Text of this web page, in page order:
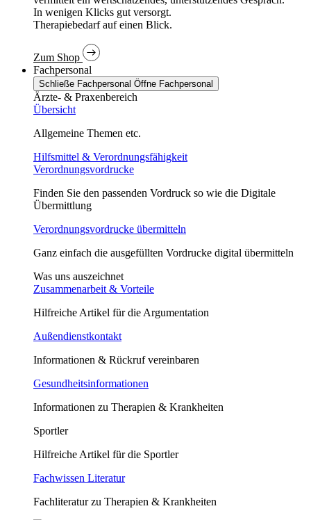
In wenigen Klicks gut versorgt.
Therapiebedarf auf einen Blick.
Zum Shop
Fachpersonal
Schließe Fachpersonal Öffne Fachpersonal
Ärzte- & Praxenbereich
Übersicht
Allgemeine Themen etc.
Hilfsmittel & Verordnungsfähigkeit
Verordnungsvordrucke
Finden Sie den passenden Vordruck so wie die Digitale
Übermittlung
Verordnungsvordrucke übermitteln
Ganz einfach die ausgefüllten Vordrucke digital übermitteln
Was uns auszeichnet
Zusammenarbeit & Vorteile
Hilfreiche Artikel für die Argumentation
Außendienstkontakt
Informationen & Rückruf vereinbaren
Gesundheitsinformationen
Informationen zu Therapien & Krankheiten
Sportler
Hilfreiche Artikel für die Sportler
Fachwissen Literatur
Fachliteratur zu Therapien & Krankheiten